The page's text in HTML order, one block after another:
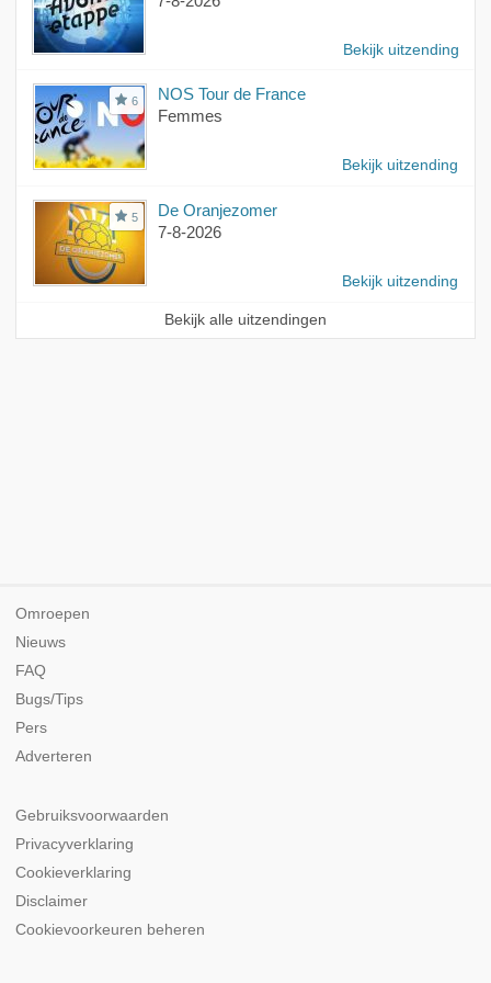
Bekijk uitzending
6
NOS Tour de France
Femmes
Bekijk uitzending
5
De Oranjezomer
7-8-2026
Bekijk uitzending
Bekijk alle uitzendingen
Omroepen
Nieuws
FAQ
Bugs/Tips
Pers
Adverteren
Gebruiksvoorwaarden
Privacyverklaring
Cookieverklaring
Disclaimer
Cookievoorkeuren beheren